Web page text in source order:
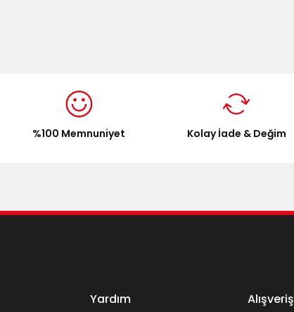
%100 Memnuniyet Kolay İade & Değim
Yardım Alışveriş